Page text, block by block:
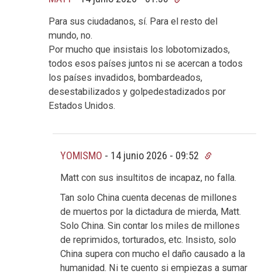
Para sus ciudadanos, sí. Para el resto del
mundo, no.
Por mucho que insistais los lobotomizados,
todos esos países juntos ni se acercan a todos
los países invadidos, bombardeados,
desestabilizados y golpedestadizados por
Estados Unidos.
YOMISMO - 14 junio 2026 - 09:52
Matt con sus insultitos de incapaz, no falla.
Tan solo China cuenta decenas de millones
de muertos por la dictadura de mierda, Matt.
Solo China. Sin contar los miles de millones
de reprimidos, torturados, etc. Insisto, solo
China supera con mucho el daño causado a la
humanidad. Ni te cuento si empiezas a sumar